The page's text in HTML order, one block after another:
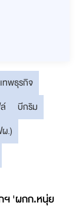
ทพธุรกิจ
บีกริม
.)
ฯ 'ผกก.หนุ่ย